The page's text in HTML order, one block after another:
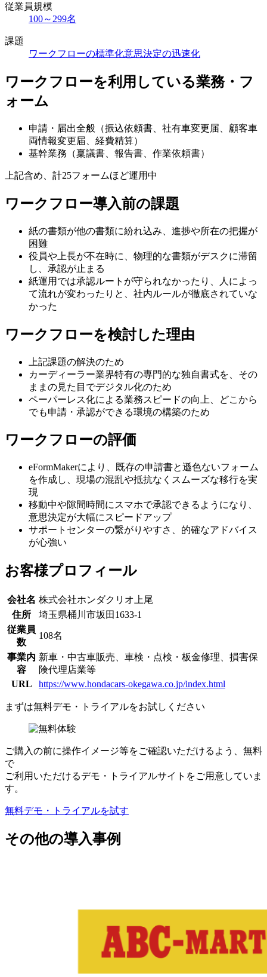
従業員規模
100～299名
課題
ワークフローの標準化意思決定の迅速化
ワークフローを利用している業務・フ
ォーム
申請・届出全般（振込依頼書、社有車変更届、顧客車
両情報変更届、経費精算）
基幹業務（稟議書、報告書、作業依頼書）
上記含め、計25フォームほど運用中
ワークフロー導入前の課題
紙の書類が他の書類に紛れ込み、進捗や所在の把握が
困難
役員や上長が不在時に、物理的な書類がデスクに滞留
し、承認が止まる
紙運用では承認ルートが守られなかったり、人によっ
て流れが変わったりと、社内ルールが徹底されていな
かった
ワークフローを検討した理由
上記課題の解決のため
カーディーラー業界特有の専門的な独自書式を、その
ままの見た目でデジタル化のため
ペーパーレス化による業務スピードの向上、どこから
でも申請・承認ができる環境の構築のため
ワークフローの評価
eFormMakerにより、既存の申請書と遜色ないフォーム
を作成し、現場の混乱や抵抗なくスムーズな移行を実
現
移動中や隙間時間にスマホで承認できるようになり、
意思決定が大幅にスピードアップ
サポートセンターの繋がりやすさ、的確なアドバイス
が心強い
お客様プロフィール
会社名 株式会社ホンダクリオ上尾
住所
埼玉県桶川市坂田1633-1
従業員
数
108名
事業内
容
新車・中古車販売、車検・点検・板金修理、損害保
険代理店業等
URL
https://www.hondacars-okegawa.co.jp/index.html
まずは無料デモ・トライアルをお試しください
ご購入の前に操作イメージ等をご確認いただけるよう、無料
で
ご利用いただけるデモ・トライアルサイトをご用意していま
す。
無料デモ・トライアルを試す
その他の導入事例